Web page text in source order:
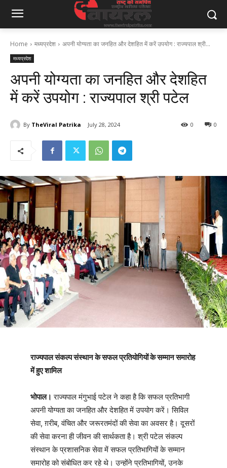
Home मध्यप्रदेश अपनी योग्यता का जनहित और देशहित में करें उपयोग : राज्यपाल श्री...
मध्यप्रदेश
अपनी योग्यता का जनहित और देशहित
में करें उपयोग : राज्यपाल श्री पटेल
By TheViral Patrika July 28, 2024 0
0
राज्यपाल संकल्प संस्थान के सफल प्रतियोगियों के सम्मान समारोह
में हुए शामिल
भोपाल। राज्यपाल मंगुभाई पटेल ने कहा है कि सफल प्रतिभागी
अपनी योग्यता का जनहित और देशहित में उपयोग करें। सिविल
सेवा, ग़रीब, वंचित और जरूरतमंदों की सेवा का अवसर है। दूसरों
की सेवा करना ही जीवन की सार्थकता है। श्री पटेल संकल्प
संस्थान के प्रशासनिक सेवा में सफल प्रतिभागियों के सम्मान
समारोह को संबोधित कर रहे थे। उन्होंने प्रतिभागियों, उनके